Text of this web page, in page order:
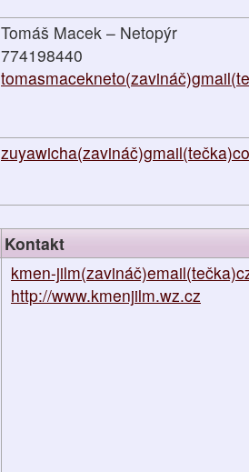
Tomáš Macek – Netopýr
774198440
Kontakt
kmen-
http://www.kmenjilm.wz.cz